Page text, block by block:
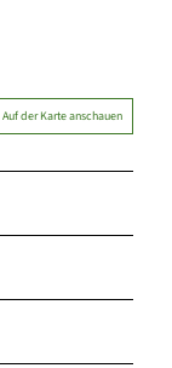
Auf der Karte anschauen